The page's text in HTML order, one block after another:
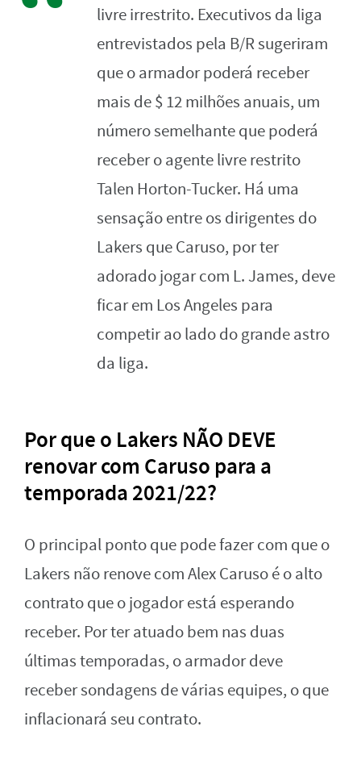
livre irrestrito. Executivos da liga
entrevistados pela B/R sugeriram
que o armador poderá receber
mais de $ 12 milhões anuais, um
número semelhante que poderá
receber o agente livre restrito
Talen Horton-Tucker. Há uma
sensação entre os dirigentes do
Lakers que Caruso, por ter
adorado jogar com L. James, deve
ficar em Los Angeles para
competir ao lado do grande astro
da liga.
Por que o Lakers NÃO DEVE
renovar com Caruso para a
temporada 2021/22?
O principal ponto que pode fazer com que o
Lakers não renove com Alex Caruso é o alto
contrato que o jogador está esperando
receber. Por ter atuado bem nas duas
últimas temporadas, o armador deve
receber sondagens de várias equipes, o que
inflacionará seu contrato.